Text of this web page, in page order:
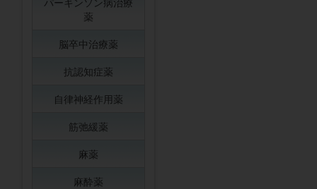
薬
脳卒中治療薬
抗認知症薬
自律神経作用薬
筋弛緩薬
麻薬
麻酔薬